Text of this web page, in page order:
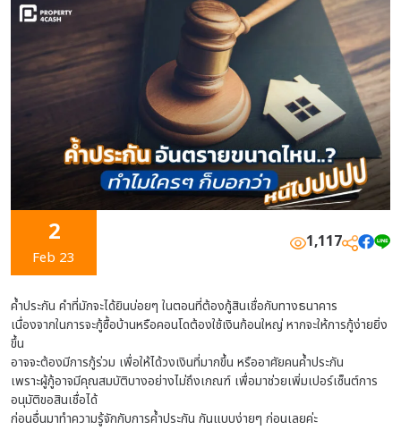
2
Feb 23
1,117
ค้ำประกัน คำที่มักจะได้ยินบ่อยๆ ในตอนที่ต้องกู้สินเชื่อกับทางธนาคาร
เนื่องจากในการจะกู้ซื้อบ้านหรือคอนโดต้องใช้เงินก้อนใหญ่ หากจะให้การกู้ง่ายยิ่ง
ขึ้น
อาจจะต้องมีการกู้ร่วม เพื่อให้ได้วงเงินที่มากขึ้น หรืออาศัยคนค้ำประกัน
เพราะผู้กู้อาจมีคุณสมบัติบางอย่างไม่ถึงเกณฑ์ เพื่อมาช่วยเพิ่มเปอร์เซ็นต์การ
อนุมัติขอสินเชื่อได้
ก่อนอื่นมาทำความรู้จักกับการค้ำประกัน กันแบบง่ายๆ ก่อนเลยค่ะ